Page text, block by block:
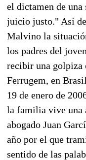
el dictamen de una
juicio justo." Así
Malvino la
los padres del
recibir una golpiza
Ferrugem, en
19 de enero de
la familia vive una
abogado Juan
año por el que
sentido de las